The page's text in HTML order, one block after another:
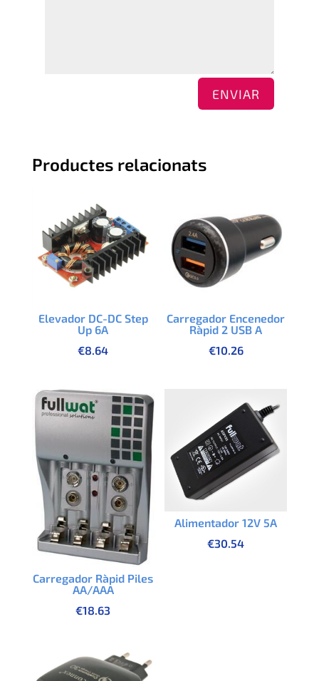
ENVIAR
Productes relacionats
Elevador DC-DC Step
Up 6A
€8.64
Carregador Encenedor
Ràpid 2 USB A
€10.26
Carregador Ràpid Piles
AA/AAA
€18.63
Alimentador 12V 5A
€30.54